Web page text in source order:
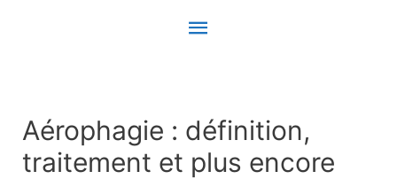
Menu
Aérophagie : définition,
traitement et plus encore